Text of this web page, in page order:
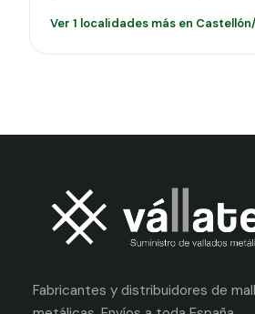
Ver 1 localidades más en
Fabricantes y distribuidores de